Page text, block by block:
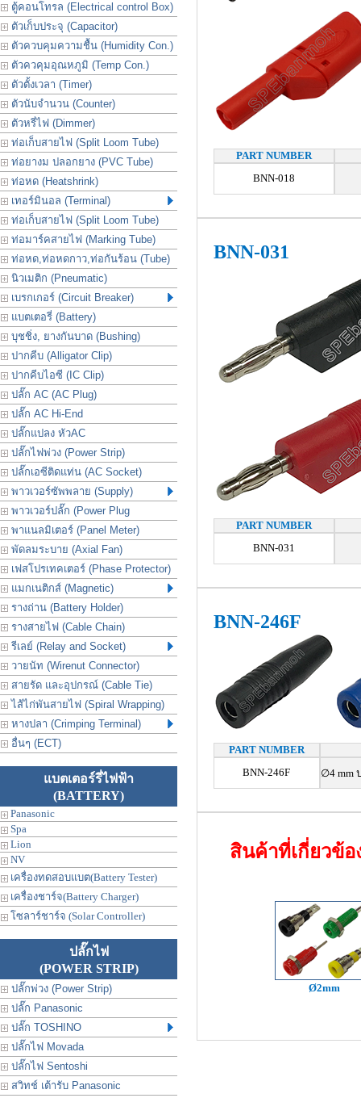
ตู้คอนโทรล (Electrical control Box)
ตัวเก็บประจุ (Capacitor)
ตัวควบคุมความชื้น (Humidity Con.)
ตัวควคุมอุณหภูมิ (Temp Con.)
ตัวตั้งเวลา (Timer)
ตัวนับจำนวน (Counter)
ตัวหรี่ไฟ (Dimmer)
ท่อเก็บสายไฟ (Split Loom Tube)
ท่อยางม ปลอกยาง (PVC Tube)
ท่อหด (Heatshrink)
เทอร์มินอล (Terminal)
ท่อเก็บสายไฟ (Split Loom Tube)
ท่อมาร์คสายไฟ (Marking Tube)
ท่อหด,ท่อหดกาว,ท่อกันร้อน (Tube)
นิวเมติก (Pneumatic)
เบรกเกอร์ (Circuit Breaker)
แบตเตอรี่ (Battery)
บุชชิ่ง, ยางกันบาด (Bushing)
ปากคีบ (Alligator Clip)
ปากคีบไอซี (IC Clip)
ปลั๊ก AC (AC Plug)
ปลั๊ก AC Hi-End
ปลั๊กแปลง หัวAC
ปลั๊กไฟพ่วง (Power Strip)
ปลั๊กเอซีติดแท่น (AC Socket)
พาวเวอร์ซัพพลาย (Supply)
พาวเวอร์ปลั๊ก (Power Plug
พาแนลมิเตอร์ (Panel Meter)
พัดลมระบาย (Axial Fan)
เฟสโปรเทคเตอร์ (Phase Protector)
แมกเนติกส์ (Magnetic)
รางถ่าน (Battery Holder)
รางสายไฟ (Cable Chain)
รีเลย์ (Relay and Socket)
วายนัท (Wirenut Connector)
สายรัด และอุปกรณ์ (Cable Tie)
ไส้ไก่พันสายไฟ (Spiral Wrapping)
หางปลา (Crimping Terminal)
อื่นๆ (ECT)
แบตเตอร์รี่ไฟฟ้า
(BATTERY)
Panasonic
Spa
Lion
NV
เครื่องทดสอบแบต(Battery Tester)
เครื่องชาร์จ(Battery Charger)
โซลาร์ชาร์จ (Solar Controller)
ปลั๊กไฟ
(POWER STRIP)
ปลั๊กพ่วง (Power Strip)
ปลั๊ก Panasonic
ปลั๊ก TOSHINO
ปลั๊กไฟ Movada
ปลั๊กไฟ Sentoshi
สวิทช์ เต้ารับ Panasonic
PART NUMBER
BNN-018
BNN-031
PART NUMBER
BNN-031
BNN-246F
PART NUMBER
BNN-246F
∅4 mm
สินค้าที่เกี่ยวข้อ
Ø2mm